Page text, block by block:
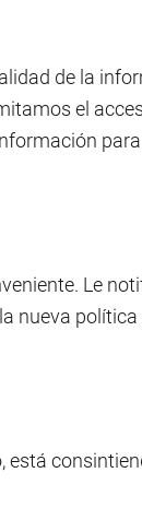
de la
el
Le
nueva
está